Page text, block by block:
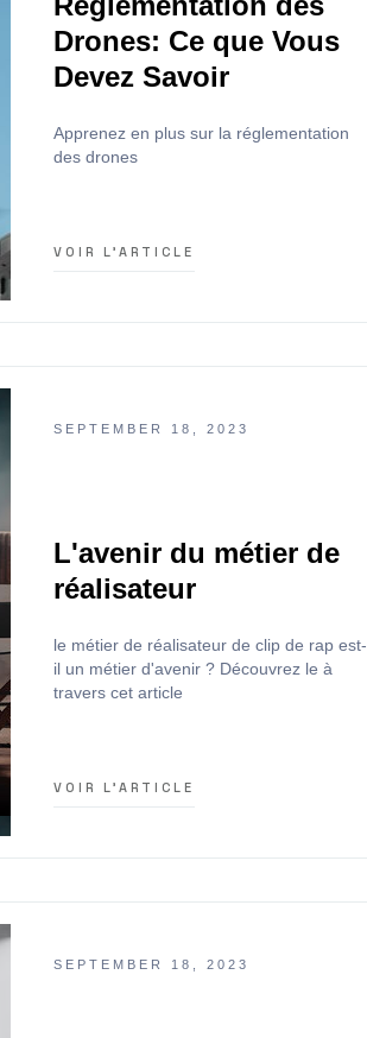
Drones: Ce que Vous
Devez Savoir
Apprenez en plus sur la réglementation
des drones
VOIR L'ARTICLE
SEPTEMBER 18, 2023
L'avenir du métier de
réalisateur
le métier de réalisateur de clip de rap est-
il un métier d'avenir ? Découvrez le à
travers cet article
VOIR L'ARTICLE
SEPTEMBER 18, 2023